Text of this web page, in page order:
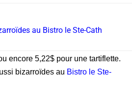
au Bistro le Ste-Cath
encore 5,22$ pour une tartiflette.
bizarroïdes au Bistro le Ste-